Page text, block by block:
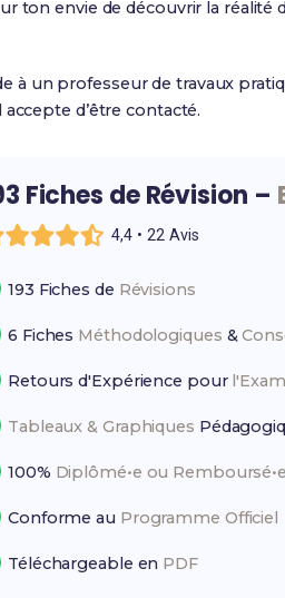
ton envie de découvrir la réalité
à un professeur de travaux
accepte d’être contacté.
Fiches de Révision –
4,4 • 22 Avis
193 Fiches de Révisions
6 Fiches Méthodologiques &
Retours d'Expérience pour
Tableaux & Graphiques
100% Diplômé•e ou Remboursé•e
Conforme au Programme Officiel
Téléchargeable en PDF